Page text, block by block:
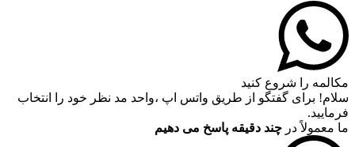
مکالمه را شروع کنید
سلام! برای گفتگو از طریق واتس اپ ،واحد مد نظر خود را انتخاب
فرمایید.
ما معمولاً در چند دقیقه پاسخ می دهیم